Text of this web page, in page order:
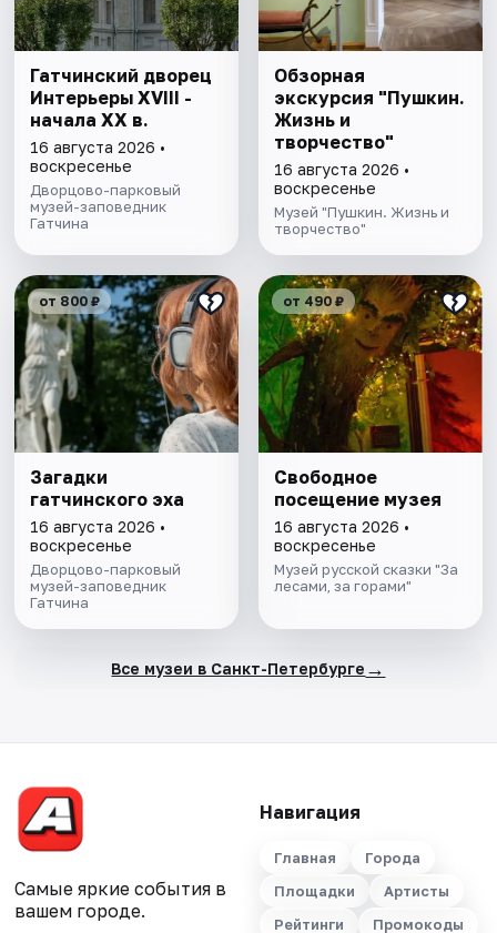
Гатчинский дворец
Интерьеры ХVIII -
начала ХХ в.
16 августа 2026 •
воскресенье
Дворцово-парковый
музей-заповедник
Гатчина
Обзорная
экскурсия "Пушкин.
Жизнь и
творчество"
16 августа 2026 •
воскресенье
Музей "Пушкин. Жизнь и
творчество"
от 800 ₽
Загадки
гатчинского эха
16 августа 2026 •
воскресенье
Дворцово-парковый
музей-заповедник
Гатчина
от 490 ₽
Свободное
посещение музея
16 августа 2026 •
воскресенье
Музей русской сказки "За
лесами, за горами"
Все музеи в Санкт-Петербурге →
Самые яркие события в
вашем городе.
Навигация
Главная
Города
Площадки
Артисты
Рейтинги
Промокоды